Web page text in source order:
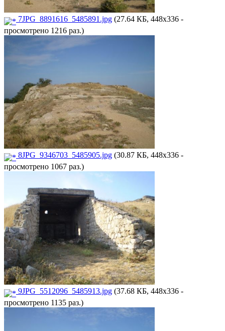
7JPG_8891616_5485891.jpg (27.64 КБ, 448x336 -
просмотрено 1216 раз.)
8JPG_9346703_5485905.jpg (30.87 КБ, 448x336 -
просмотрено 1067 раз.)
9JPG_5512096_5485913.jpg (37.68 КБ, 448x336 -
просмотрено 1135 раз.)